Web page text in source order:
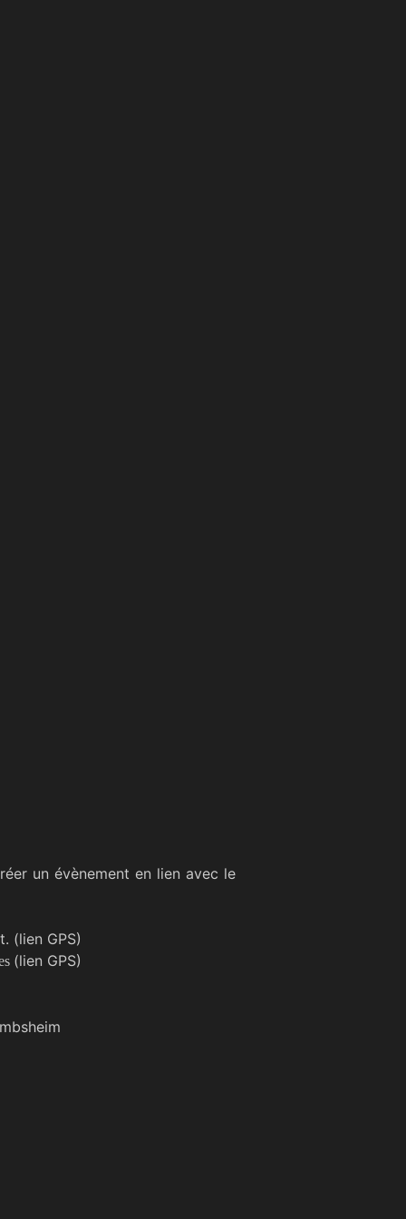
un évènement en lien avec le
(lien GPS)
(lien GPS)